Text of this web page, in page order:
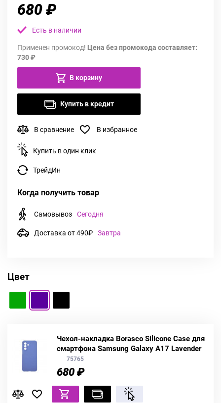
680 ₽
Есть в наличии
Применен промокод! Цена без промокода составляет:
730 ₽
В корзину
Купить в кредит
В сравнение В избранное
Купить в один клик
ТрейдИн
Когда получить товар
Самовывоз Сегодня
Доставка от 490₽ Завтра
Цвет
Чехол-накладка Borasco Silicone Case для
смартфона Samsung Galaxy A17 Lavender
75765
680 ₽